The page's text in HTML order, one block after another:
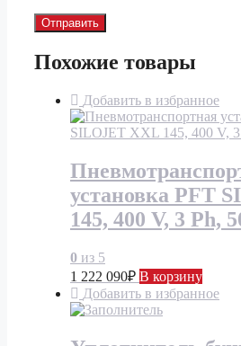
Похожие товары
Добавить в избранное
установка PFT
145, 400 V, 3 Ph,
0 из 5
1 222 090₽ В корзину
Добавить в избранное